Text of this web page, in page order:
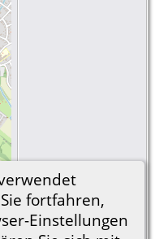
fortfahren,
Einstellungen
=Link zu Google
Earth